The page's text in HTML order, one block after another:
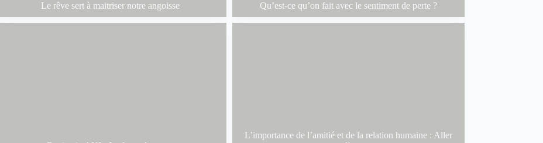
Le rêve sert à maitriser notre angoisse Qu’est-ce qu’on fait avec le sentiment de perte ?
L’importance de l’amitié et de la relation humaine : Aller